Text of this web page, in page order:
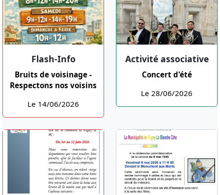
Flash-Info
Bruits de voisinage -
Respectons nos voisins
Le 14/06/2026
Activité associative
Concert d'été
Le 28/06/2026